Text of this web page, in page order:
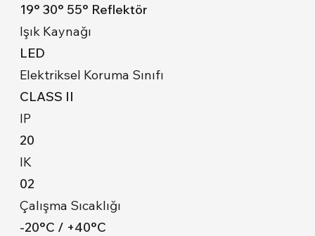
19° 30° 55° Reflektör
Işık Kaynağı
LED
Elektriksel Koruma Sınıfı
CLASS II
IP
20
IK
02
Çalışma Sıcaklığı
-20°C / +40°C